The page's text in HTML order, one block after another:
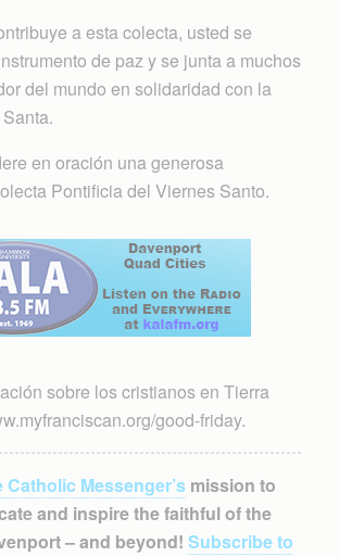
a esta colecta, usted se
de paz y se junta a muchos
del mundo en solidaridad con la
en oración una generosa
Pontificia del Viernes Santo.
sobre los cristianos en Tierra
good-friday.
Catholic Messenger’smission to
and inspire the faithful of the
– and beyond! Subscribe to